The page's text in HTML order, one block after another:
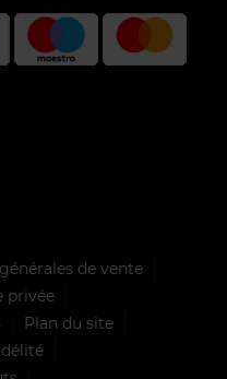
de vente
privée
Plan du site